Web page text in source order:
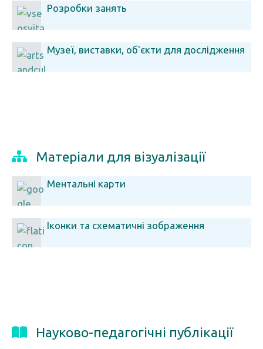
Розробки занять
Музеї, виставки, об'єкти для дослідження
Матеріали для візуалізації
Ментальні карти
Іконки та схематичні зображення
Науково-педагогічні публікації